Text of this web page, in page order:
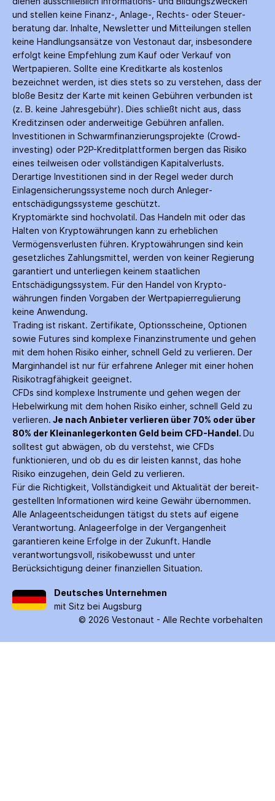
und stellen keine Finanz-, Anlage-, Rechts- oder Steuer­
beratung dar. Inhalte, Newsletter und Mitteilungen stellen
keine Handlungs­ansätze von Vestonaut dar, insbesondere
erfolgt keine Empfehlung zum Kauf oder Verkauf von
Wertpapieren. Sollte eine Kreditkarte als kostenlos
bezeichnet werden, ist dies stets so zu verstehen, dass der
bloße Besitz der Karte mit keinen Gebühren verbunden ist
(z. B. keine Jahres­gebühr). Dies schließt nicht aus, dass
Kredit­zinsen oder anderweitige Gebühren anfallen.
Investitionen in Schwarm­finanzierungs­projekte (Crowd­
investing) oder P2P-Kredit­plattformen bergen das Risiko
eines teilweisen oder vollständigen Kapitalverlusts.
Derartige Investitionen sind in der Regel weder durch
Einlagen­sicherungs­systeme noch durch Anleger­
entschädigungs­systeme geschützt.
Kryptomärkte sind hochvolatil. Das Handeln mit oder das
Halten von Krypto­währungen kann zu erheblichen
Vermögensverlusten führen. Krypto­währungen sind kein
gesetzliches Zahlungs­mittel, werden von keiner Regierung
garantiert und unterliegen keinem staatlichen
Entschädigungs­system. Für den Handel von Krypto­
währungen finden Vorgaben der Wertpapier­regulierung
keine Anwendung.
Trading ist riskant. Zertifikate, Options­scheine, Optionen
sowie Futures sind komplexe Finanz­instrumente und gehen
mit dem hohen Risiko einher, schnell Geld zu verlieren. Der
Margin­handel ist nur für erfahrene Anleger mit einer hohen
Risiko­tragfähigkeit geeignet.
CFDs sind komplexe Instrumente und gehen wegen der
Hebelwirkung mit dem hohen Risiko einher, schnell Geld zu
verlieren. Je nach Anbieter verlieren über 70% oder über
80% der Kleinanleger­konten Geld beim CFD-Handel. Du
solltest gut abwägen, ob du verstehst, wie CFDs
funktionieren, und ob du es dir leisten kannst, das hohe
Risiko einzugehen, dein Geld zu verlieren.
Für die Richtigkeit, Vollständigkeit und Aktualität der bereit­
gestellten Informationen wird keine Gewähr über­nommen.
Alle Anlage­entscheidungen tätigst du stets auf eigene
Verantwortung. Anlage­erfolge in der Ver­gangenheit
garantieren keine Erfolge in der Zukunft. Handle
verantwortungsvoll, risiko­bewusst und unter
Berücksichtigung deiner finanziellen Situation.
Deutsches Unternehmen
mit Sitz bei Augsburg
© 2026 Vestonaut - Alle Rechte vorbehalten